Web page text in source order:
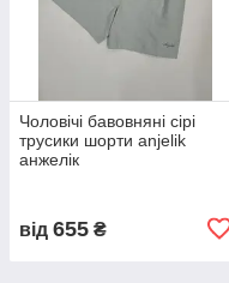
Чоловічі бавовняні сірі
трусики шорти anjelik
анжелік
від 655 ₴